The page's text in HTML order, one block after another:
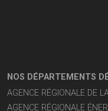
NOS DÉPARTEMENTS
AGENCE RÉGIONALE DE
AGENCE RÉGIONALE